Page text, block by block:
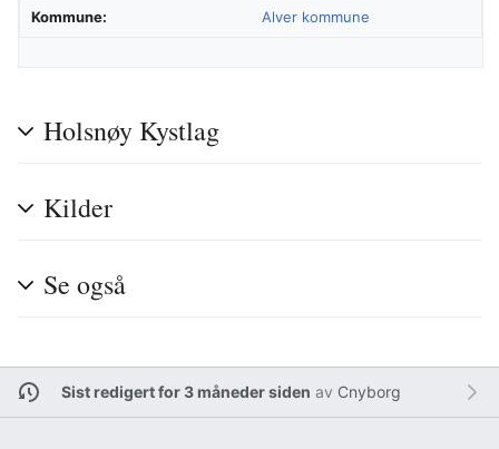
Kommune: Alver kommune
Holsnøy Kystlag
Kilder
Se også
Sist redigert for 3 måneder siden av Cnyborg